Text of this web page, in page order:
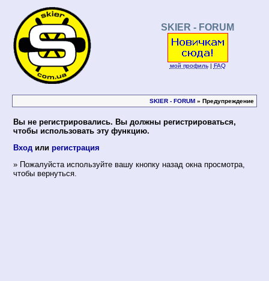
SKIER - FORUM
мой профиль| FAQ
SKIER - FORUM » Предупреждение
Вы не регистрировались. Вы должны регистрироваться,
чтобы использовать эту функцию.
Вход или регистрация
» Пожалуйста используйте вашу кнопку назад окна просмотра,
чтобы вернуться.